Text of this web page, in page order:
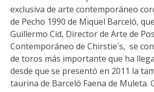
exclusiva de arte contemporáneo
de Pecho 1990 de Miquel Barceló,
Guillermo Cid, Director de Arte de
Contemporáneo de Chirstie´s, se
de toros más importante que ha
desde que se presentó en 2011 la
taurina de Barceló Faena de Muleta.